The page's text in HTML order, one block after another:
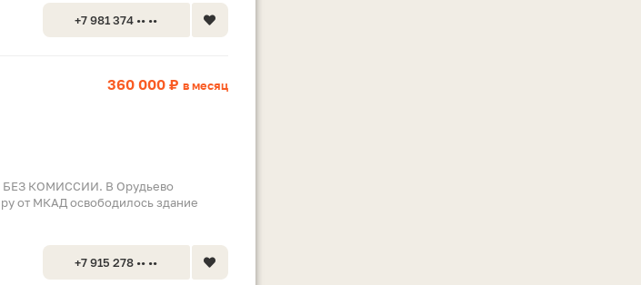
+7 981 374 •• ••
360 000 ₽ в месяц
БЕЗ КОМИССИИ. В Орудьево
от МКАД освободилось здание
+7 915 278 •• ••